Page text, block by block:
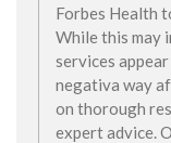
Forbes Health
While this may
services
negativa way
on thorough
expert advice.